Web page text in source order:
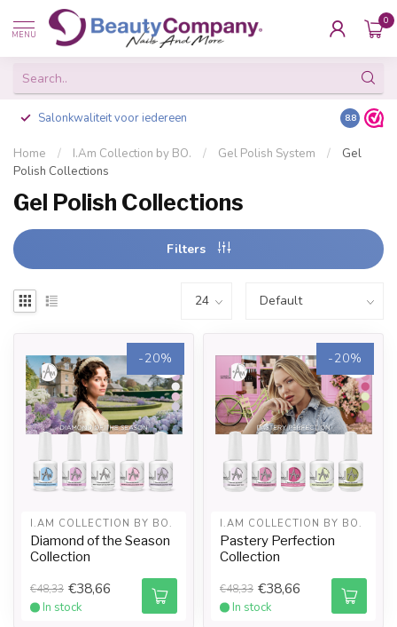
MENU
0
Salonkwaliteit voor iedereen Gratis
8.8
Home / I.Am Collection by BO. / Gel Polish System /
Gel
Polish Collections
Gel Polish Collections
Filters
-20%
I.AM COLLECTION BY BO.
Diamond of the Season
Collection
€48,33 €38,66
In stock
-20%
I.AM COLLECTION BY BO.
Pastery Perfection
Collection
€48,33 €38,66
In stock